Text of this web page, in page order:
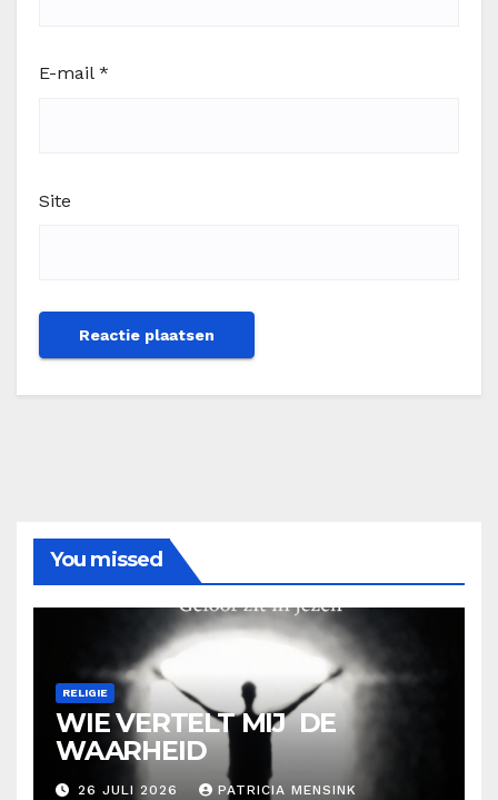
E-mail *
Site
You missed
RELIGIE
WIE VERTELT MIJ DE
WAARHEID
26 JULI 2026 PATRICIA MENSINK